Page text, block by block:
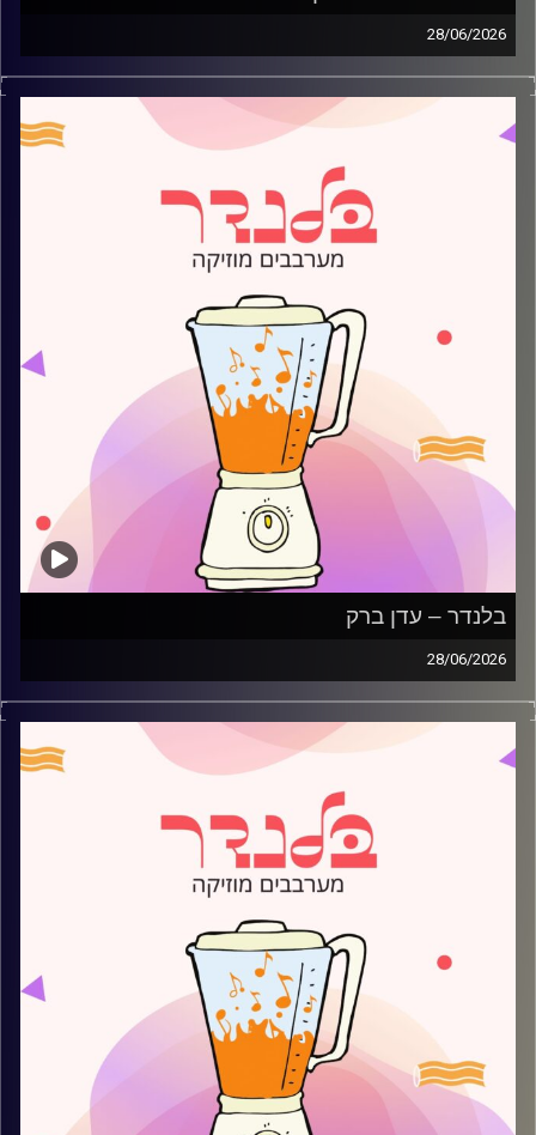
28/06/2026
מוזיקה קצבית חדשה עם עמית פרידמן
קרדיט תמונות:
AudioVersity
בלנדר – עדן ברק
28/06/2026
מוזיקה קצבית חדשה עם עדן ברק
קרדיט תמונות:
AudioVersity